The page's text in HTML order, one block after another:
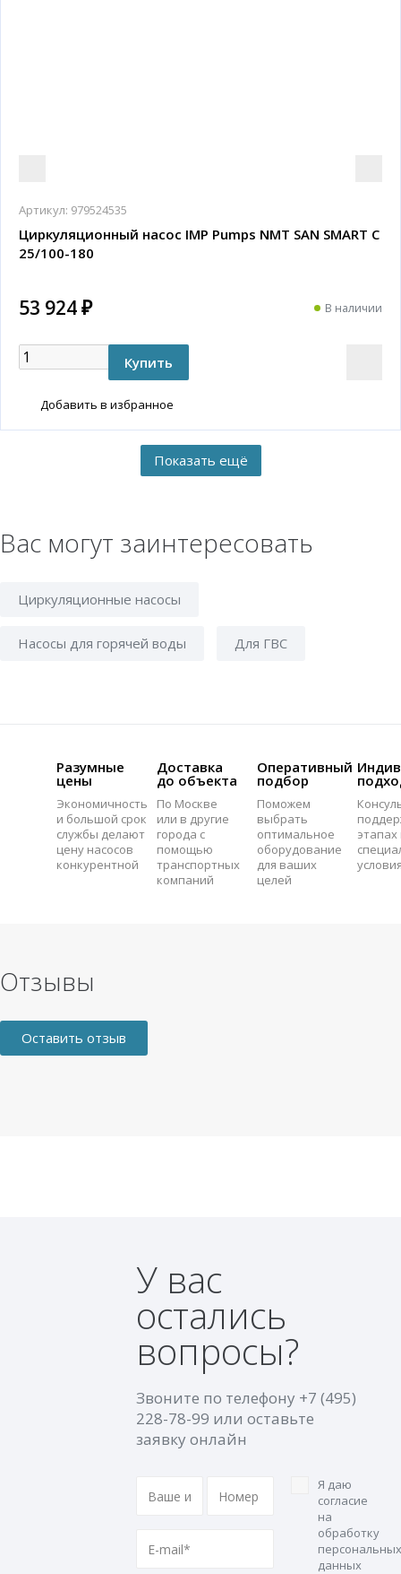
Артикул: 979524535
Циркуляционный насос IMP Pumps NMT SAN SMART C
25/100-180
53 924 ₽ В наличии
Добавить в избранное
Вас могут заинтересовать
Циркуляционные насосы
Насосы для горячей воды Для ГВС
Разумные
цены
Экономичность
и большой срок
службы делают
цену насосов
конкурентной
Доставка
до объекта
По Москве
или в другие
города с
помощью
транспортных
компаний
Оперативный
подбор
Поможем
выбрать
оптимальное
оборудование
для ваших
целей
этапах
Отзывы
Оставить отзыв
У вас
остались
вопросы?
Звоните по телефону +7 (495)
228-78-99 или оставьте
заявку онлайн
Я даю
согласие
на
обработку
персональных
данных